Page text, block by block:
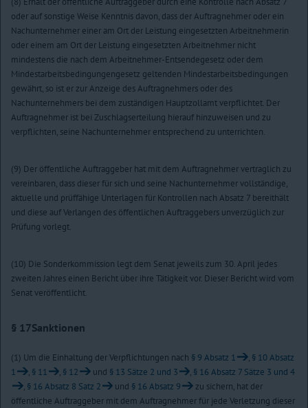
oder auf sonstige Weise Kenntnis davon, dass der Auftragnehmer oder ein
Nachunternehmer einer am Ort der Leistung eingesetzten Arbeitnehmerin
oder einem am Ort der Leistung eingesetzten Arbeitnehmer nicht
mindestens die nach dem Arbeitnehmer-Entsendegesetz oder dem
Mindestarbeitsbedingungengesetz geltenden Mindestarbeitsbedingungen
gewährt, so ist er zur Anzeige des Auftragnehmers oder des
Nachunternehmers bei dem zuständigen Hauptzollamt verpflichtet. Der
Auftragnehmer ist bei Zuschlagserteilung hierauf hinzuweisen und zu
verpflichten, seine Nachunternehmer entsprechend zu unterrichten.
(9) Der öffentliche Auftraggeber hat mit dem Auftragnehmer vertraglich zu
vereinbaren, dass dieser für sich und seine Nachunternehmer vollständige,
aktuelle und prüffähige Unterlagen für Kontrollen nach Absatz 7 bereithält
und diese auf Verlangen des öffentlichen Auftraggebers unverzüglich zur
Prüfung vorlegt.
(10) Die Sonderkommission legt dem Senat jeweils zum 30. April jedes
zweiten Jahres einen Bericht über ihre Tätigkeit vor. Dieser Bericht wird vom
Senat veröffentlicht.
§ 17Sanktionen
(1) Um die Einhaltung der Verpflichtungen nach § 9 Absatz 1 , § 10 Absatz
1
, § 11 , § 12 und § 13 Sätze 2 und 3 , § 16 Absatz 7 Sätze 3 und 4
, § 16 Absatz 8 Satz 2 und § 16 Absatz 9
zu sichern, hat der
öffentliche Auftraggeber mit dem Auftragnehmer für jede Verletzung dieser